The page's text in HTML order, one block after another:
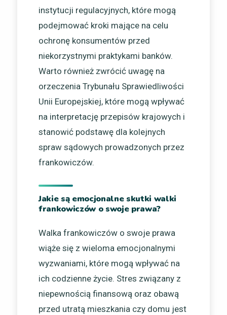
instytucji regulacyjnych, które mogą
podejmować kroki mające na celu
ochronę konsumentów przed
niekorzystnymi praktykami banków.
Warto również zwrócić uwagę na
orzeczenia Trybunału Sprawiedliwości
Unii Europejskiej, które mogą wpływać
na interpretację przepisów krajowych i
stanowić podstawę dla kolejnych
spraw sądowych prowadzonych przez
frankowiczów.
Jakie są emocjonalne skutki walki
frankowiczów o swoje prawa?
Walka frankowiczów o swoje prawa
wiąże się z wieloma emocjonalnymi
wyzwaniami, które mogą wpływać na
ich codzienne życie. Stres związany z
niepewnością finansową oraz obawą
przed utratą mieszkania czy domu jest